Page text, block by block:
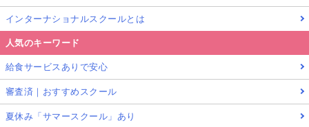
インターナショナルスクールとは
人気のキーワード
給食サービスありで安心
審査済｜おすすめスクール
夏休み「サマースクール」あり